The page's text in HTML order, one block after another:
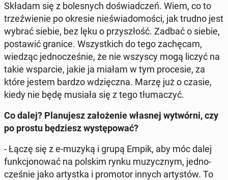
Składam się z bo­le­snych do­świad­czeń. Wiem, co to
trzeź­wie­nie po okresie nie­świa­do­mo­ści, jak trudno jest
wybrać siebie, bez lęku o przy­szłość. Zadbać o siebie,
po­sta­wić granice. Wszyst­kich do tego za­chę­cam,
wiedząc jed­no­cze­śnie, że nie wszyscy mogą liczyć na
takie wspar­cie, jakie ja miałam w tym pro­ce­sie, za
które jestem bardzo wdzięcz­na. Marzę już o czasie,
kiedy nie będę musiała się z tego tłu­ma­czyć.
Co dalej? Pla­nu­jesz za­ło­że­nie własnej wy­twór­ni, czy
po prostu bę­dziesz wy­stę­po­wać?
- Łączę się z e-muzyką i grupą Empik, aby móc dalej
funk­cjo­no­wać na polskim rynku mu­zycz­nym, jed­no­
cze­śnie jako ar­tyst­ka i pro­mo­tor innych ar­ty­stów. To